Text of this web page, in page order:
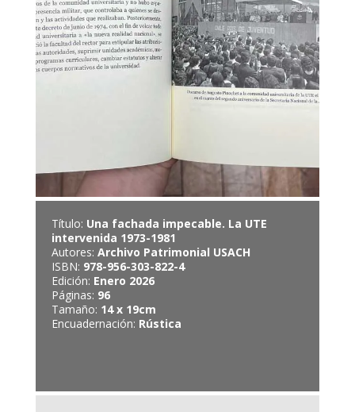
Título: Una fachada impecable. La UTE
intervenida 1973-1981
Autores: Archivo Patrimonial USACH
ISBN: 978-956-303-822-4
Edición: Enero 2026
Páginas: 96
Tamaño: 14 x 19cm
Encuadernación: Rústica